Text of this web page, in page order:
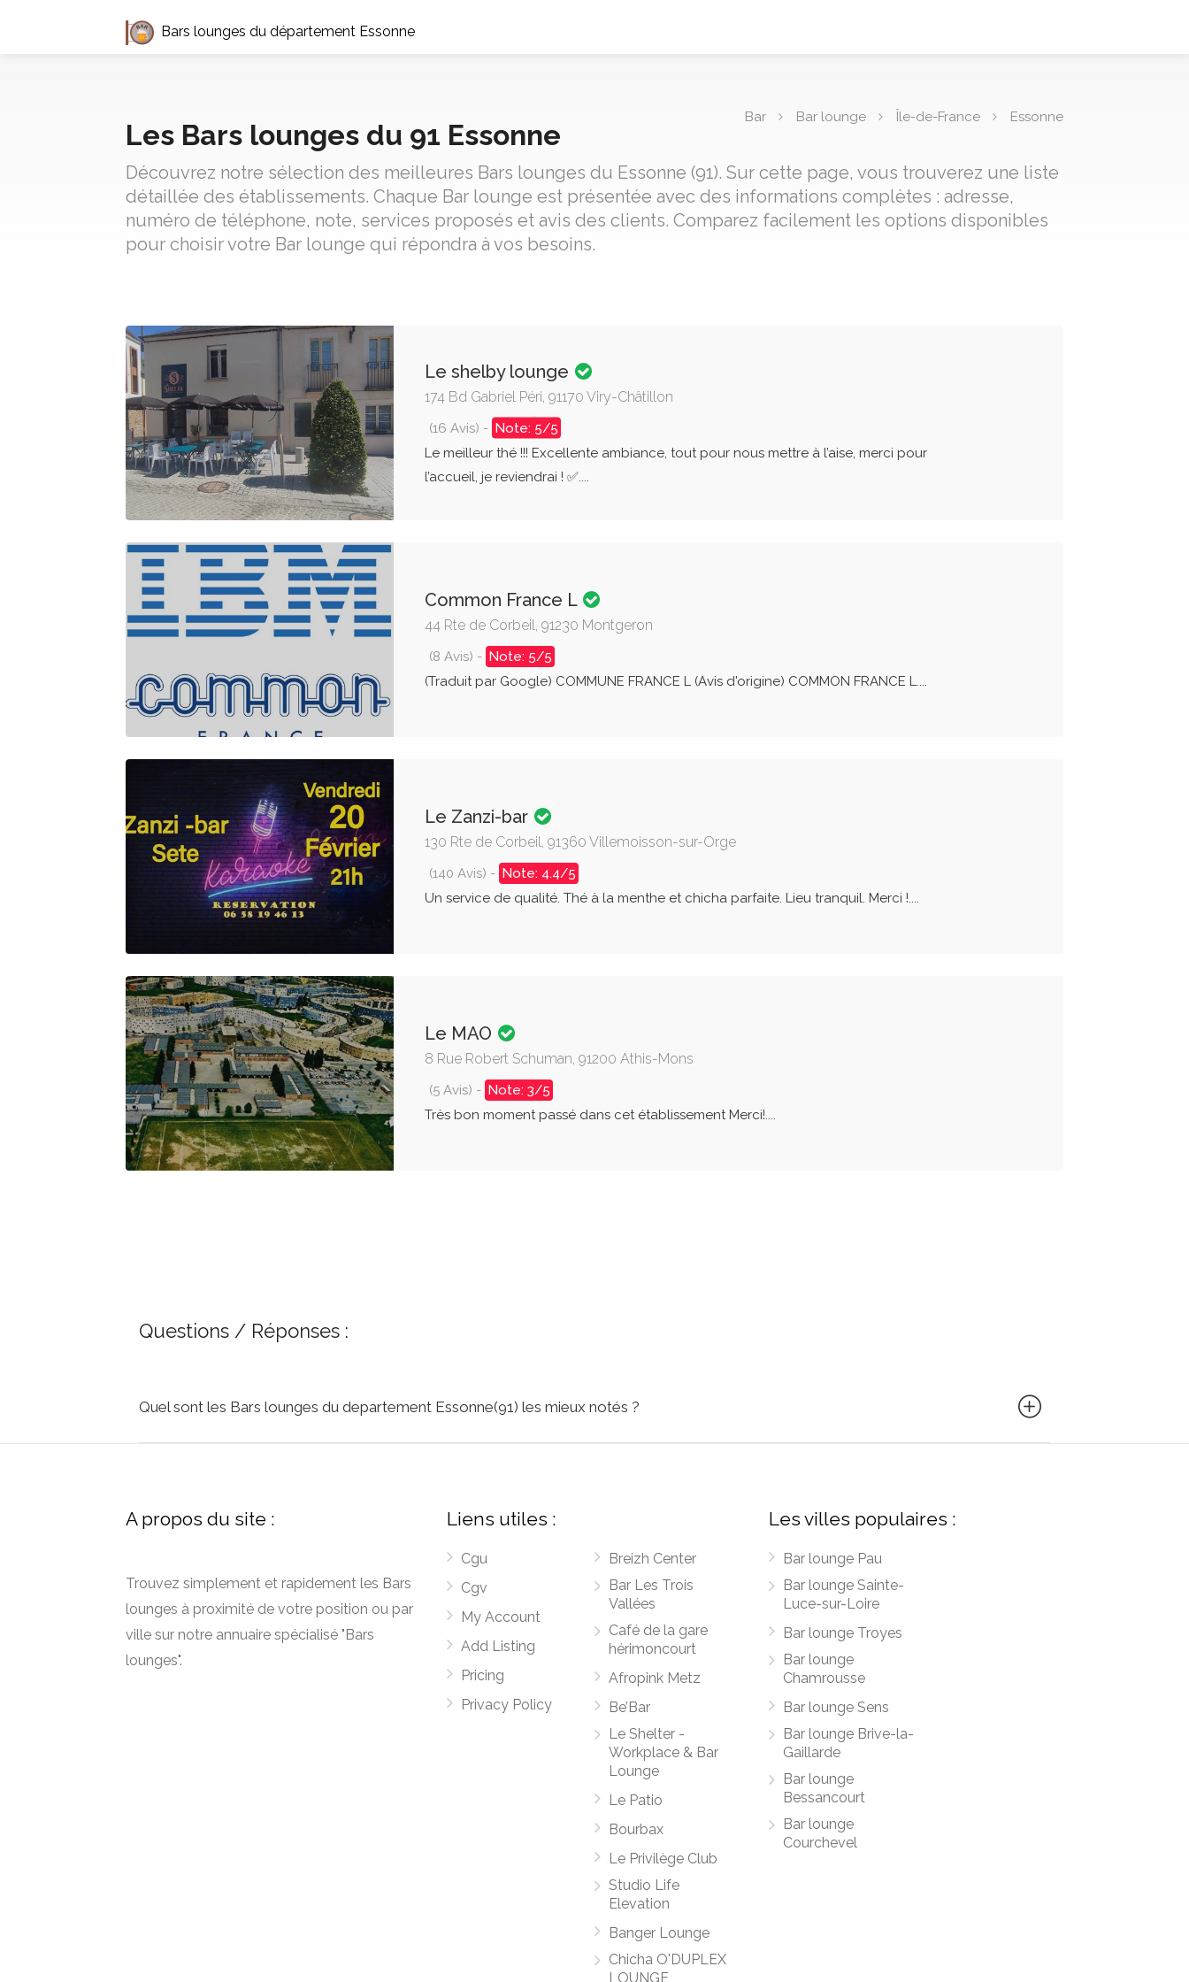
Bars lounges du département Essonne
Bar Bar lounge Île-de-France Essonne
Les Bars lounges du 91 Essonne
Découvrez notre sélection des meilleures Bars lounges du Essonne (91). Sur cette page, vous trouverez une liste
détaillée des établissements. Chaque Bar lounge est présentée avec des informations complètes : adresse,
numéro de téléphone, note, services proposés et avis des clients. Comparez facilement les options disponibles
pour choisir votre Bar lounge qui répondra à vos besoins.
Le shelby lounge
174 Bd Gabriel Péri, 91170 Viry-Châtillon
(16 Avis) - Note: 5/5
Le meilleur thé !!! Excellente ambiance, tout pour nous mettre à l’aise, merci pour
l’accueil, je reviendrai ! ✅....
Common France L
44 Rte de Corbeil, 91230 Montgeron
(8 Avis) - Note: 5/5
(Traduit par Google) COMMUNE FRANCE L (Avis d'origine) COMMON FRANCE L....
Le Zanzi-bar
130 Rte de Corbeil, 91360 Villemoisson-sur-Orge
(140 Avis) - Note: 4.4/5
Un service de qualité. Thé à la menthe et chicha parfaite. Lieu tranquil. Merci !....
Le MAO
8 Rue Robert Schuman, 91200 Athis-Mons
(5 Avis) - Note: 3/5
Très bon moment passé dans cet établissement Merci!....
Questions / Réponses :
Quel sont les Bars lounges du departement Essonne(91) les mieux notés ?
A propos du site :
Trouvez simplement et rapidement les Bars
lounges à proximité de votre position ou par
ville sur notre annuaire spécialisé "Bars
lounges".
Liens utiles :
Cgu
Cgv
My Account
Add Listing
Pricing
Privacy Policy
Breizh Center
Bar Les Trois
Vallées
Café de la gare
hérimoncourt
Afropink Metz
Be’Bar
Le Shelter -
Workplace & Bar
Lounge
Le Patio
Bourbax
Le Privilège Club
Studio Life
Elevation
Banger Lounge
Chicha O'DUPLEX
LOUNGE
Les villes populaires :
Bar lounge Pau
Bar lounge Sainte-
Luce-sur-Loire
Bar lounge Troyes
Bar lounge
Chamrousse
Bar lounge Sens
Bar lounge Brive-la-
Gaillarde
Bar lounge
Bessancourt
Bar lounge
Courchevel